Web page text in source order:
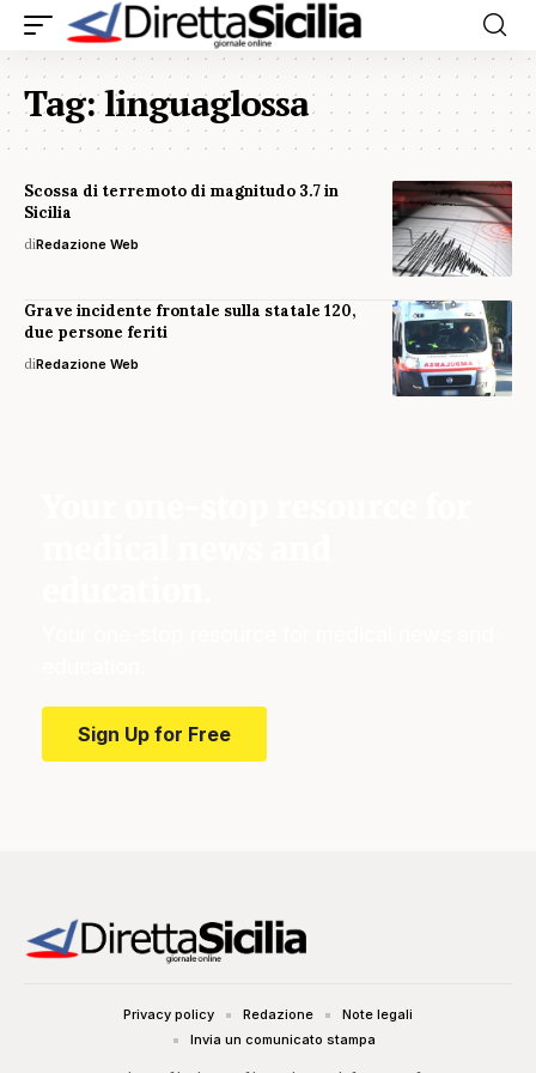
Tag:linguaglossa
Scossa di terremoto di magnitudo 3.7 in
Sicilia
diRedazione Web
Grave incidente frontale sulla statale 120,
due persone feriti
diRedazione Web
Sign Up for Free
Privacy policy Redazione
Note legali
Invia un comunicato stampa